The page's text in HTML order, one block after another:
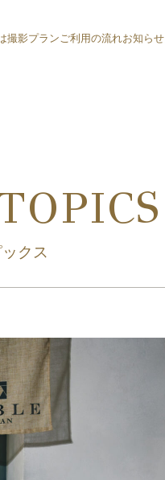
撮影プラン ご利用の流れお知らせ
クス